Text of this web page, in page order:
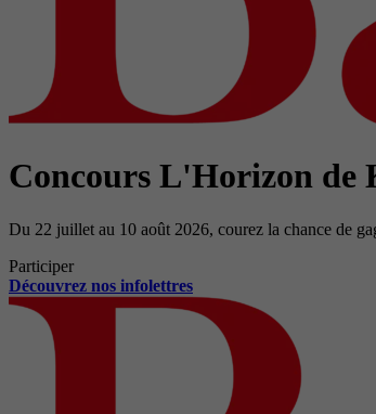
Concours L'Horizon de
Du 22 juillet au 10 août 2026, courez la chance de
Participer
Découvrez nos infolettres